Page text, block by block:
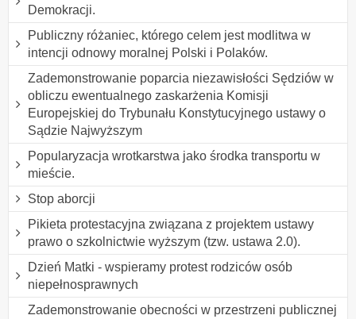
Demokracji.
Publiczny różaniec, którego celem jest modlitwa w
intencji odnowy moralnej Polski i Polaków.
Zademonstrowanie poparcia niezawisłości Sędziów w
obliczu ewentualnego zaskarżenia Komisji
Europejskiej do Trybunału Konstytucyjnego ustawy o
Sądzie Najwyższym
Popularyzacja wrotkarstwa jako środka transportu w
mieście.
Stop aborcji
Pikieta protestacyjna związana z projektem ustawy
prawo o szkolnictwie wyższym (tzw. ustawa 2.0).
Dzień Matki - wspieramy protest rodziców osób
niepełnosprawnych
Zademonstrowanie obecności w przestrzeni publicznej